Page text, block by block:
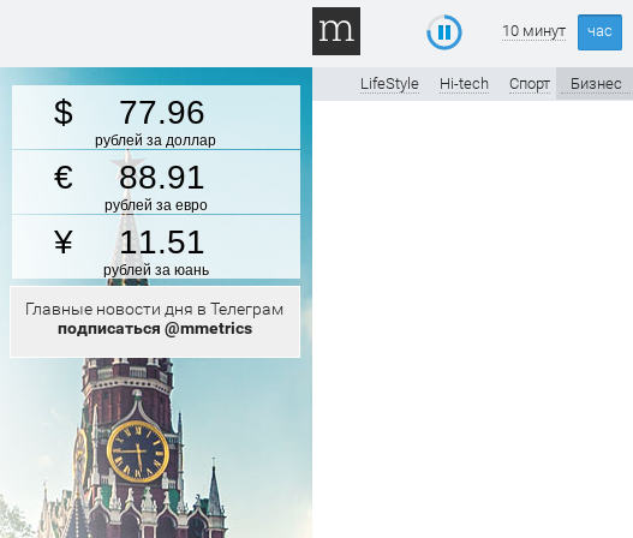
77.96
рублей за доллар
88.91
рублей за евро
11.51
рублей за юань
Главные новости дня в Телеграм
подписаться @mmetrics
10 минут час
LifeStyle Hi-tech Спорт Бизнес